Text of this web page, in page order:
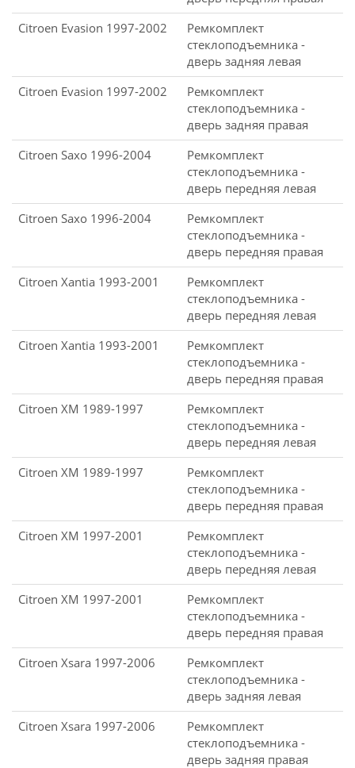
Citroen Evasion 1997-2002
Ремкомплект
стеклоподъемника -
дверь задняя левая
Citroen Evasion 1997-2002
Ремкомплект
стеклоподъемника -
дверь задняя правая
Citroen Saxo 1996-2004
Ремкомплект
стеклоподъемника -
дверь передняя левая
Citroen Saxo 1996-2004
Ремкомплект
стеклоподъемника -
дверь передняя правая
Citroen Xantia 1993-2001
Ремкомплект
стеклоподъемника -
дверь передняя левая
Citroen Xantia 1993-2001
Ремкомплект
стеклоподъемника -
дверь передняя правая
Citroen XM 1989-1997
Ремкомплект
стеклоподъемника -
дверь передняя левая
Citroen XM 1989-1997
Ремкомплект
стеклоподъемника -
дверь передняя правая
Citroen XM 1997-2001
Ремкомплект
стеклоподъемника -
дверь передняя левая
Citroen XM 1997-2001
Ремкомплект
стеклоподъемника -
дверь передняя правая
Citroen Xsara 1997-2006
Ремкомплект
стеклоподъемника -
дверь задняя левая
Citroen Xsara 1997-2006
Ремкомплект
стеклоподъемника -
дверь задняя правая